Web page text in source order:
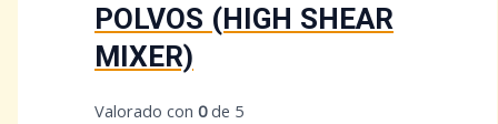
POLVOS (HIGH SHEAR
MIXER)
Valorado con0de 5